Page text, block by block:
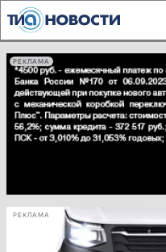
РЕКЛАМА
РЕКЛАМА